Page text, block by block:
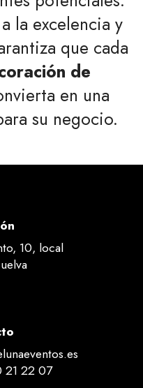
la excelencia y
que cada
de
en una
su negocio.
10, local
21 22 07